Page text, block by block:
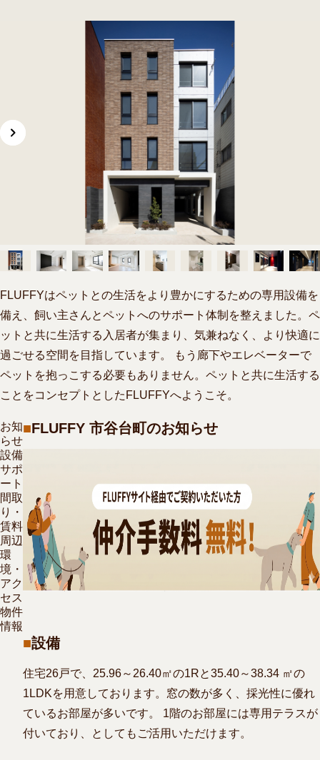
FLUFFYはペットとの生活をより豊かにするための専用設備を
備え、飼い主さんとペットへのサポート体制を整えました。ペ
ットと共に生活する入居者が集まり、気兼ねなく、より快適に
過ごせる空間を目指しています。 もう廊下やエレベーターで
ペットを抱っこする必要もありません。ペットと共に生活する
ことをコンセプトとしたFLUFFYへようこそ。
お知
らせ
設備
サポ
ート
間取
り・
賃料
周辺
環
境・
アク
セス
物件
情報
FLUFFY 市谷台町のお知らせ
設備
住宅26戸で、25.96～26.40㎡の1Rと35.40～38.34 ㎡の
1LDKを用意しております。窓の数が多く、採光性に優れ
ているお部屋が多いです。 1階のお部屋には専用テラスが
付いており、としてもご活用いただけます。